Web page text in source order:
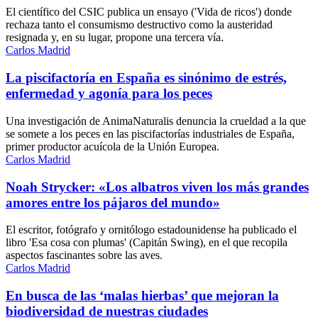
El científico del CSIC publica un ensayo ('Vida de ricos') donde
rechaza tanto el consumismo destructivo como la austeridad
resignada y, en su lugar, propone una tercera vía.
Carlos Madrid
La piscifactoría en España es sinónimo de estrés,
enfermedad y agonía para los peces
Una investigación de AnimaNaturalis denuncia la crueldad a la que
se somete a los peces en las piscifactorías industriales de España,
primer productor acuícola de la Unión Europea.
Carlos Madrid
Noah Strycker: «Los albatros viven los más grandes
amores entre los pájaros del mundo»
El escritor, fotógrafo y ornitólogo estadounidense ha publicado el
libro 'Esa cosa con plumas' (Capitán Swing), en el que recopila
aspectos fascinantes sobre las aves.
Carlos Madrid
En busca de las ‘malas hierbas’ que mejoran la
biodiversidad de nuestras ciudades